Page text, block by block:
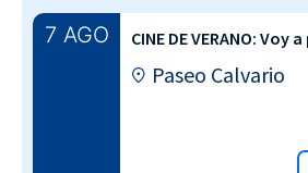
7 AGO CINE DE VERANO:
Paseo Calvario